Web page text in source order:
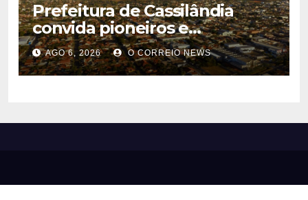
Prefeitura de Cassilândia
convida pioneiros e
moradores para construir a
identidade do município
AGO 6, 2026 O CORREIO NEWS